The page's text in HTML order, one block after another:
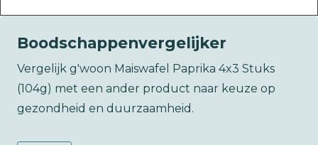
Boodschappenvergelijker
Vergelijk g'woon Maiswafel Paprika 4x3 Stuks
(104g) met een ander product naar keuze op
gezondheid en duurzaamheid.